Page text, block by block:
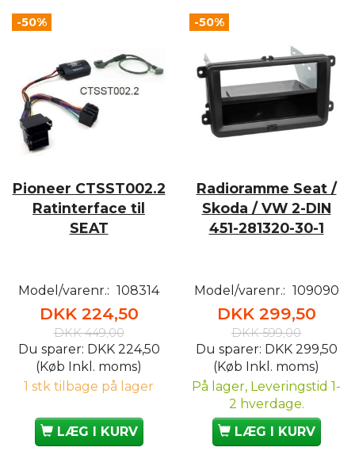
-50%
Pioneer CTSST002.2
Ratinterface til
SEAT
Model/varenr.: 108314
DKK 224,50
DKK 449,00
Du sparer: DKK 224,50
(Køb Inkl. moms)
1 stk tilbage på lager
LÆG I KURV
-50%
Radioramme Seat /
Skoda / VW 2-DIN
451-281320-30-1
Model/varenr.: 109090
DKK 299,50
DKK 599,00
Du sparer: DKK 299,50
(Køb Inkl. moms)
På lager, Leveringstid 1-
2 hverdage.
LÆG I KURV